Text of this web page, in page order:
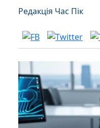
Редакція Час Пік